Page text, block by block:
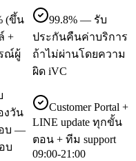
(ขึ้น
+
ณ์ผู้
99.8% — รับ
ประกันคืนค่าบริการ
ถ้าไม่ผ่านโดยความ
ผิด iVC
งวัน
บ —
บ
Customer Portal +
LINE update ทุกขั้น
ตอน + ทีม support
09:00-21:00